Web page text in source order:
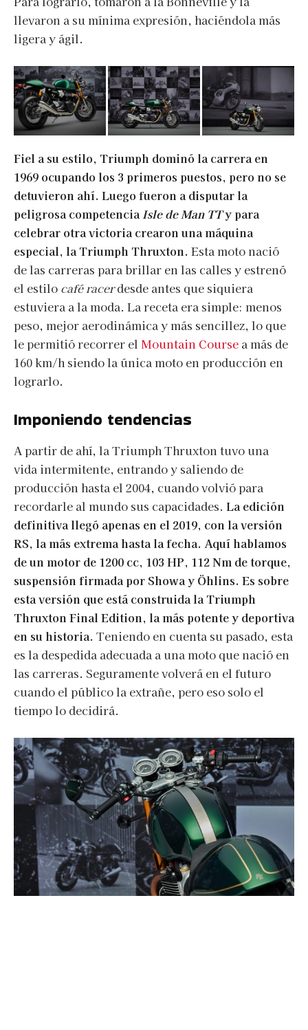
llevaron a su mínima expresión, haciéndola más
ligera y ágil.
Fiel a su estilo, Triumph dominó la carrera en
1969 ocupando los 3 primeros puestos, pero no se
detuvieron ahí. Luego fueron a disputar la
peligrosa competenciaIsle de Man TTy para
celebrar otra victoria crearon una máquina
especial, la Triumph Thruxton. Esta moto nació
de las carreras para brillar en las calles y estrenó
el estilo café racerdesde antes que siquiera
estuviera a la moda. La receta era simple: menos
peso, mejor aerodinámica y más sencillez, lo que
le permitió recorrer el Mountain Course a más de
160 km/h siendo la única moto en producción en
lograrlo.
Imponiendo tendencias
A partir de ahí, la Triumph Thruxton tuvo una
vida intermitente, entrando y saliendo de
producción hasta el 2004, cuando volvió para
recordarle al mundo sus capacidades. La edición
definitiva llegó apenas en el 2019, con la versión
RS, la más extrema hasta la fecha. Aquí hablamos
de un motor de 1200 cc, 103 HP, 112 Nm de torque,
suspensión firmada por Showa y Öhlins. Es sobre
esta versión que está construida la Triumph
Thruxton Final Edition, la más potente y deportiva
en su historia. Teniendo en cuenta su pasado, esta
es la despedida adecuada a una moto que nació en
las carreras. Seguramente volverá en el futuro
cuando el público la extrañe, pero eso solo el
tiempo lo decidirá.